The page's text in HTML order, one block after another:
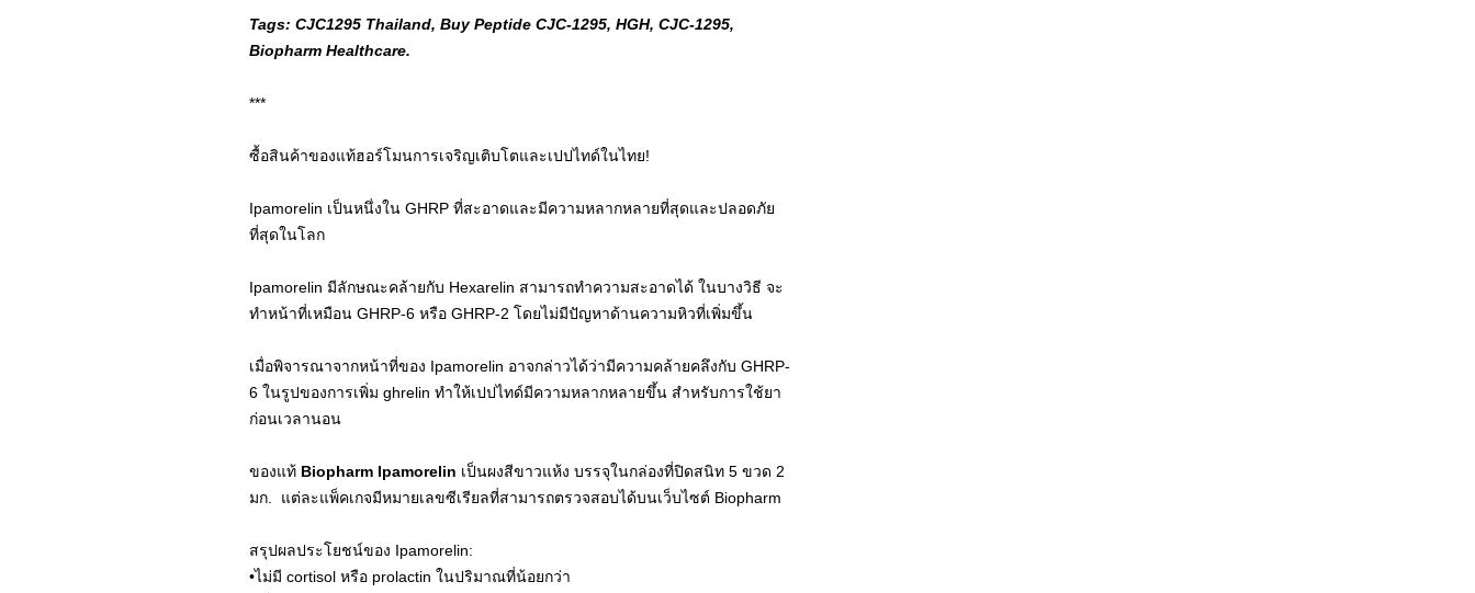
Tags: CJC1295 Thailand, Buy Peptide CJC-1295, HGH, CJC-1295,
Biopharm Healthcare.
***
ซื้อสินค้าของแท้ฮอร์โมนการเจริญเติบโตและเปปไทด์ในไทย!
Ipamorelin เป็นหนึ่งใน GHRP ที่สะอาดและมีความหลากหลายที่สุดและปลอดภัย
ที่สุดในโลก
Ipamorelin มีลักษณะคล้ายกับ Hexarelin สามารถทำความสะอาดได้ ในบางวิธี จะ
ทำหน้าที่เหมือน GHRP-6 หรือ GHRP-2 โดยไม่มีปัญหาด้านความหิวที่เพิ่มขึ้น
เมื่อพิจารณาจากหน้าที่ของ Ipamorelin อาจกล่าวได้ว่ามีความคล้ายคลึงกับ GHRP-
6 ในรูปของการเพิ่ม ghrelin ทําให้เปปไทด์มีความหลากหลายขึ้น สําหรับการใช้ยา
ก่อนเวลานอน
ของแท้ Biopharm Ipamorelin เป็นผงสีขาวแห้ง บรรจุในกล่องที่ปิดสนิท 5 ขวด 2
มก. แต่ละแพ็คเกจมีหมายเลขซีเรียลที่สามารถตรวจสอบได้บนเว็บไซต์ Biopharm
สรุปผลประโยชน์ของ Ipamorelin:
•ไม่มี cortisol หรือ prolactin ในปริมาณที่น้อยกว่า